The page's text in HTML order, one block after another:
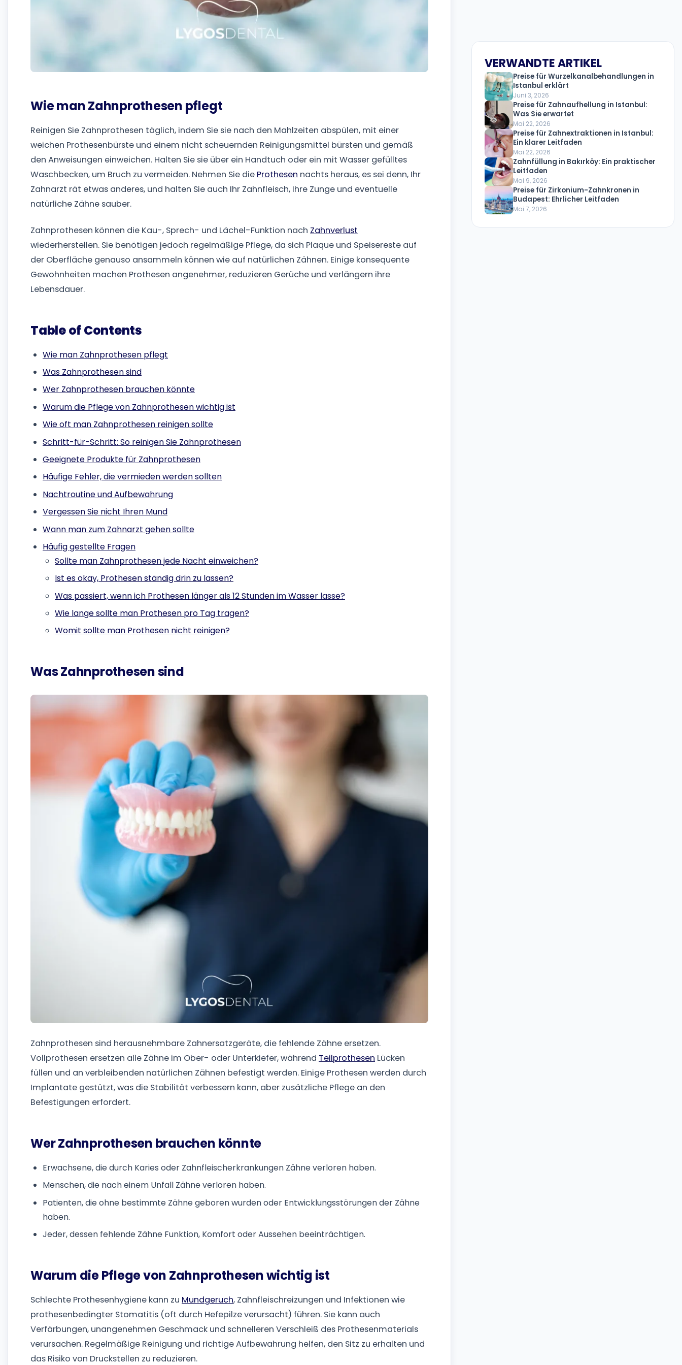
Wie man Zahnprothesen pflegt
Reinigen Sie Zahnprothesen täglich, indem Sie sie nach den Mahlzeiten abspülen, mit einer
weichen Prothesenbürste und einem nicht scheuernden Reinigungsmittel bürsten und gemäß
den Anweisungen einweichen. Halten Sie sie über ein Handtuch oder ein mit Wasser gefülltes
Waschbecken, um Bruch zu vermeiden. Nehmen Sie die Prothesen nachts heraus, es sei denn, Ihr
Zahnarzt rät etwas anderes, und halten Sie auch Ihr Zahnfleisch, Ihre Zunge und eventuelle
natürliche Zähne sauber.
Zahnprothesen können die Kau-, Sprech- und Lächel-Funktion nach Zahnverlust
wiederherstellen. Sie benötigen jedoch regelmäßige Pflege, da sich Plaque und Speisereste auf
der Oberfläche genauso ansammeln können wie auf natürlichen Zähnen. Einige konsequente
Gewohnheiten machen Prothesen angenehmer, reduzieren Gerüche und verlängern ihre
Lebensdauer.
Table of Contents
Wie man Zahnprothesen pflegt
Was Zahnprothesen sind
Wer Zahnprothesen brauchen könnte
Warum die Pflege von Zahnprothesen wichtig ist
Wie oft man Zahnprothesen reinigen sollte
Schritt-für-Schritt: So reinigen Sie Zahnprothesen
Geeignete Produkte für Zahnprothesen
Häufige Fehler, die vermieden werden sollten
Nachtroutine und Aufbewahrung
Vergessen Sie nicht Ihren Mund
Wann man zum Zahnarzt gehen sollte
Häufig gestellte Fragen
Sollte man Zahnprothesen jede Nacht einweichen?
Ist es okay, Prothesen ständig drin zu lassen?
Was passiert, wenn ich Prothesen länger als 12 Stunden im Wasser lasse?
Wie lange sollte man Prothesen pro Tag tragen?
Womit sollte man Prothesen nicht reinigen?
Was Zahnprothesen sind
Zahnprothesen sind herausnehmbare Zahnersatzgeräte, die fehlende Zähne ersetzen.
Vollprothesen ersetzen alle Zähne im Ober- oder Unterkiefer, während Teilprothesen Lücken
füllen und an verbleibenden natürlichen Zähnen befestigt werden. Einige Prothesen werden durch
Implantate gestützt, was die Stabilität verbessern kann, aber zusätzliche Pflege an den
Befestigungen erfordert.
Wer Zahnprothesen brauchen könnte
Erwachsene, die durch Karies oder Zahnfleischerkrankungen Zähne verloren haben.
Menschen, die nach einem Unfall Zähne verloren haben.
Patienten, die ohne bestimmte Zähne geboren wurden oder Entwicklungsstörungen der Zähne
haben.
Jeder, dessen fehlende Zähne Funktion, Komfort oder Aussehen beeinträchtigen.
Warum die Pflege von Zahnprothesen wichtig ist
Schlechte Prothesenhygiene kann zu Mundgeruch, Zahnfleischreizungen und Infektionen wie
prothesenbedingter Stomatitis (oft durch Hefepilze verursacht) führen. Sie kann auch
Verfärbungen, unangenehmen Geschmack und schnelleren Verschleiß des Prothesenmaterials
verursachen. Regelmäßige Reinigung und richtige Aufbewahrung helfen, den Sitz zu erhalten und
das Risiko von Druckstellen zu reduzieren.
VERWANDTE ARTIKEL
Preise für Wurzelkanalbehandlungen in
Istanbul erklärt
Juni 3, 2026
Preise für Zahnaufhellung in Istanbul:
Was Sie erwartet
Mai 22, 2026
Preise für Zahnextraktionen in Istanbul:
Ein klarer Leitfaden
Mai 22, 2026
Zahnfüllung in Bakırköy: Ein praktischer
Leitfaden
Mai 9, 2026
Preise für Zirkonium-Zahnkronen in
Budapest: Ehrlicher Leitfaden
Mai 7, 2026